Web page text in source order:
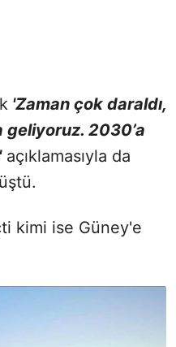
'Zaman çok daraldı,
geliyoruz. 2030’a
açıklamasıyla da
kimi ise Güney'e